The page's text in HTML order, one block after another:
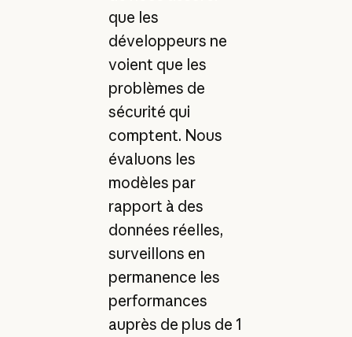
que les
développeurs ne
voient que les
problèmes de
sécurité qui
comptent. Nous
évaluons les
modèles par
rapport à des
données réelles,
surveillons en
permanence les
performances
auprès de plus de 1